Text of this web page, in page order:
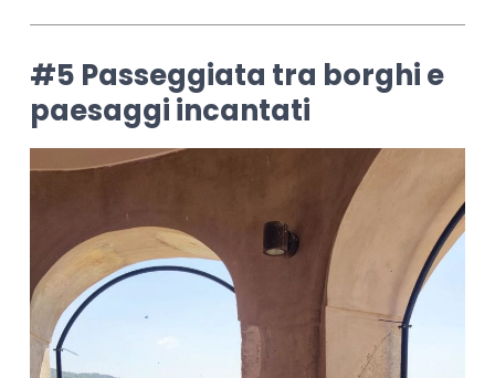
#5 Passeggiata tra borghi e
paesaggi incantati